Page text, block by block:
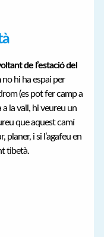
de l’estació del
no hi ha espai per
(es pot fer camp a
la vall, hi veureu un
que aquest camí
planer, i si l’agafeu en
tibetà.